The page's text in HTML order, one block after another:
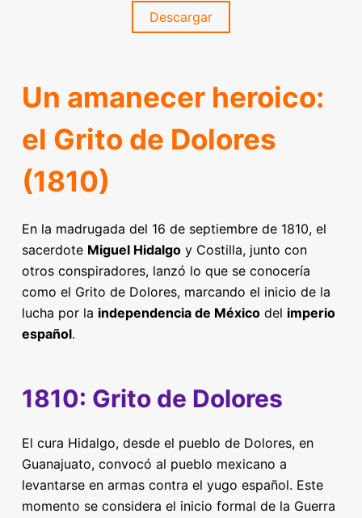
Descargar
Un amanecer heroico:
el Grito de Dolores
(1810)
En la madrugada del 16 de septiembre de 1810, el
sacerdote Miguel Hidalgoy Costilla, junto con
otros conspiradores, lanzó lo que se conocería
como el Grito de Dolores, marcando el inicio de la
lucha por la independencia de Méxicodel imperio
español.
1810: Grito de Dolores
El cura Hidalgo, desde el pueblo de Dolores, en
Guanajuato, convocó al pueblo mexicano a
levantarse en armas contra el yugo español. Este
momento se considera el inicio formal de la Guerra